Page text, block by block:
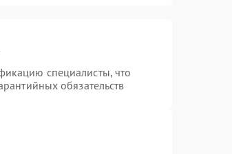
специалисты, что
обязательств